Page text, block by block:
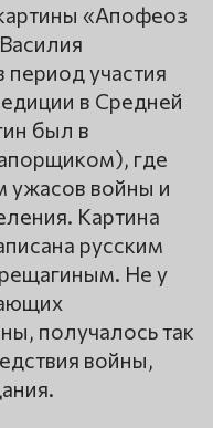
«Апофеоз
период участия
в Средней
был в
где
ужасов войны и
Картина
русским
Не у
получалось так
войны,